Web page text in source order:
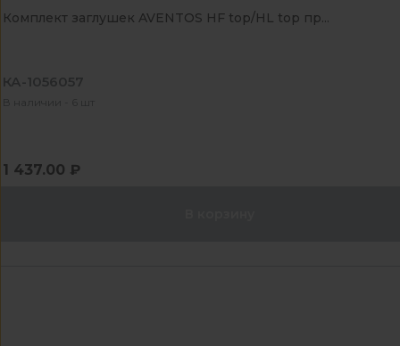
Комплект заглушек AVENTOS HF top/HL top пр...
КА-1056057
В наличии - 6 шт
1 437.00 ₽